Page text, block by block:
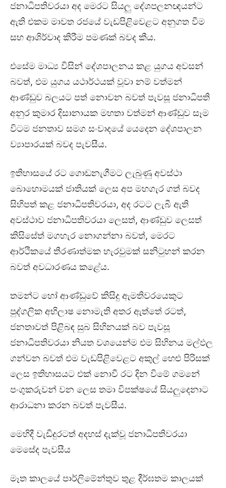
ජනාධිපතිවරයා අද මෙරට සියලු දේශපලනඥයන්ට
ඇති එකම මාවත රජයේ වැඩපිළිවෙළට අනුගත වීම
සහ ආශිර්වාද කිරීම පමණක් බවද කීය.
එසේම මාධ්‍ය විසින් දේශපාලනය කළ යුගය අවසන්
බවත්, එම යුගය යථාර්ථයක් වූවා නම් වත්මන්
ආණ්ඩුව බලයට පත් නොවන බවත් පැවසූ ජනාධිපති
අනුර කුමාර දිසානායක මහතා වත්මන් ආණ්ඩුව සෑම
විටම ජනතාව සමග සංවාදයේ යෙදෙන දේශපාලන
ව්‍යාපාරයක් බවද පැවසීය.
ඉතිහාසයේ රට ගොඩනැගීමට ලැබුණු අවස්ථා
බොහොමයක් ජාතියක් ලෙස අප මහගැර ගත් බවද
සිහිපත් කළ ජනාධිපතිවරයා, අද රටට ලැබී ඇති
අවස්ථාව ජනාධිපතිවරයා ලෙසත්, ආණ්ඩුව ලෙසත්
කිසිසේත් මගහැර නොගන්නා බවත්, මෙරට
ආර්ථිකයේ තීරණාත්මක හැරවුමක් සනිටුහන් කරන
බවත් අවධාරණය කළේය.
තමන්ට හෝ ආණ්ඩුවේ කිසිදු ඇමතිවරයෙකුට
පුද්ගලික අභිලාෂ නොමැති අතර ඇත්තේ රටත්,
ජනතාවත් පිළිබඳ සුබ සිහිනයක් බව පැවසූ
ජනාධිපතිවරයා නියත වශයෙන්ම එම සිහිනය මල්ඵල
ගන්වන බවත් එම වැඩපිළිවෙළට අකුල් හෙළු පිරිසක්
ලෙස ඉතිහාසයට එක් නොවී රට දින විමේ ගමනේ
පංගුකරුවන් වන ලෙස තමා විපක්ෂයේ සියලුදෙනාට
ආරාධනා කරන බවත් පැවසීය.
මෙහිදී වැඩිදුරටත් අදහස් දැක්වූ ජනාධිපතිවරයා
මෙසේද පැවසීය
මෑත කාලයේ පාර්ලිමේන්තුව තුළ දීර්ඝතම කාලයක්